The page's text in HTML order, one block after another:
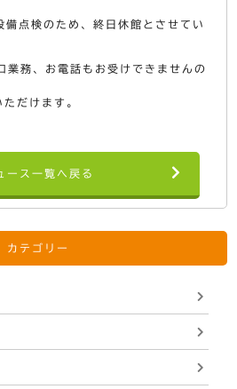
検のため、終日休館とさせてい
業務、お電話もお受けできませんの
だけます。
ース一覧へ戻る
カテゴリー